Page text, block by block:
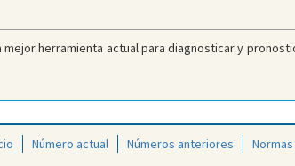
mejor herramienta actual para diagnosticar y
Número actual Números anteriores